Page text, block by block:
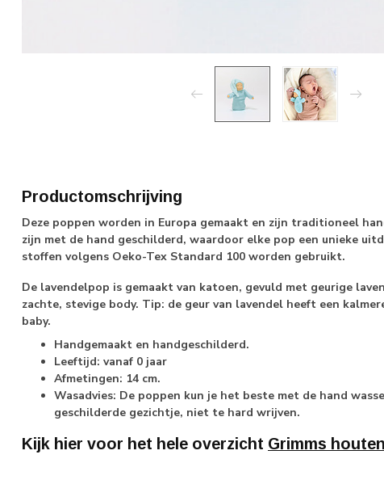
Productomschrijving
Deze poppen worden in Europa gemaakt en zijn traditioneel
zijn met de hand geschilderd, waardoor elke pop een unieke
stoffen volgens Oeko-Tex Standard 100 worden gebruikt.
De lavendelpop is gemaakt van katoen, gevuld met geurige
zachte, stevige body. Tip: de geur van lavendel heeft een
baby.
Handgemaakt en handgeschilderd.
Leeftijd: vanaf 0 jaar
Afmetingen: 14 cm.
Wasadvies: De poppen kun je het beste met de hand
geschilderde gezichtje, niet te hard wrijven.
Kijk hier voor het hele overzicht Grimms